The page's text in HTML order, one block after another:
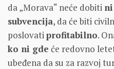
da „Morava“ neće dobiti
subvencija, da će biti
poslovati profitabilno.
ko ni gde će redovno
ubeđena da su za razvoj